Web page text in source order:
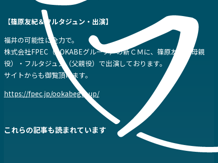
【篠原友紀＆フルタジュン・出演】
福井の可能性に全力で。
株式会社FPEC（OOKABEグループ）の新ＣＭに、篠原友紀（母親
役）・フルタジュン（父親役）で出演しております。
サイトからも御覧頂けます。
https://fpec.jp/ookabegroup/
これらの記事も読まれています